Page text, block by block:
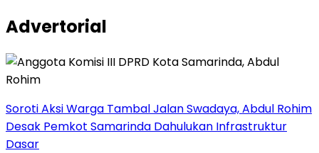
Advertorial
Soroti Aksi Warga Tambal Jalan Swadaya, Abdul Rohim
Desak Pemkot Samarinda Dahulukan Infrastruktur
Dasar